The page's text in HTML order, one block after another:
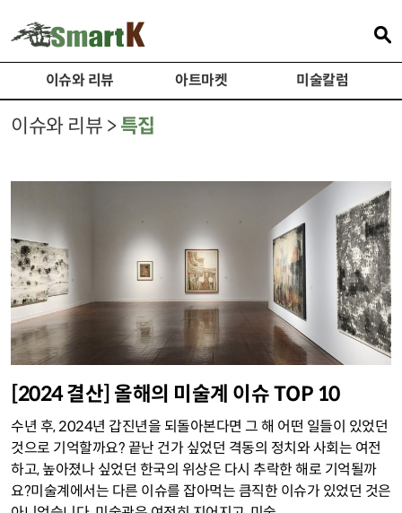
이슈와 리뷰 아트마켓 미술칼럼
이슈와 리뷰 >특집
[2024 결산] 올해의 미술계 이슈 TOP 10
수년 후, 2024년 갑진년을 되돌아본다면 그 해 어떤 일들이 있었던
것으로 기억할까요? 끝난 건가 싶었던 격동의 정치와 사회는 여전
하고, 높아졌나 싶었던 한국의 위상은 다시 추락한 해로 기억될까
요?미술계에서는 다른 이슈를 잡아먹는 큼직한 이슈가 있었던 것은